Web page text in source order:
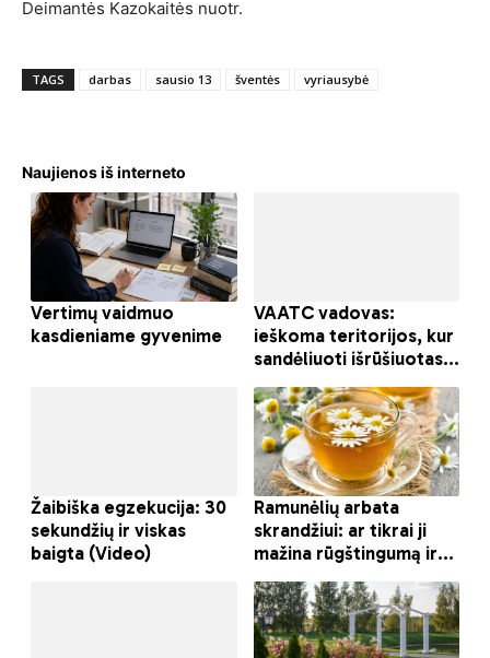
Deimantės Kazokaitės nuotr.
TAGS darbas sausio 13 šventės vyriausybė
Naujienos iš interneto